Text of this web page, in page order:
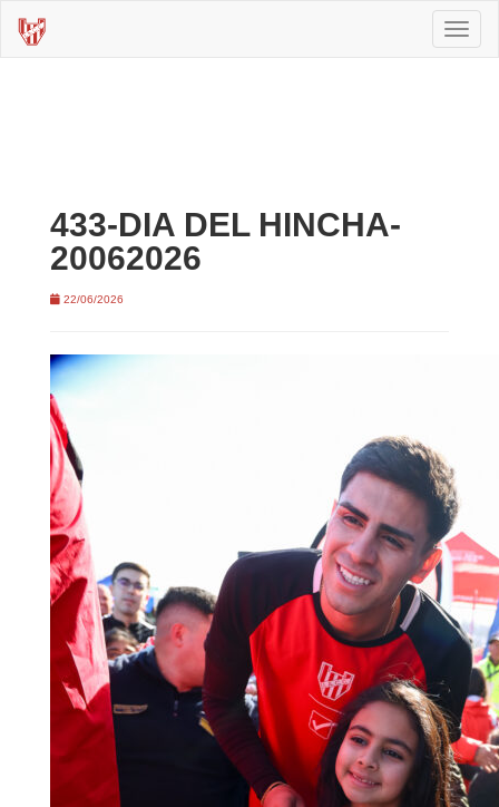
433-DIA DEL HINCHA-
20062026
22/06/2026